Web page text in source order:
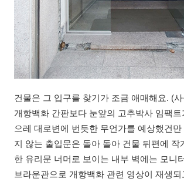
건물은 그 입구를 찾기가 조금 애매해요. (사
개항백화 간판보다 눈앞의 고추박사 임팩
으레 대로변에 번듯한 무언가를 예상했건만
지 않는 출입문은 돌아 돌아 건물 뒤편에 작
한 유리문 너머로 보이는 내부 벽에는 모니
브라운관으로 개항백화 관련 영상이 재생